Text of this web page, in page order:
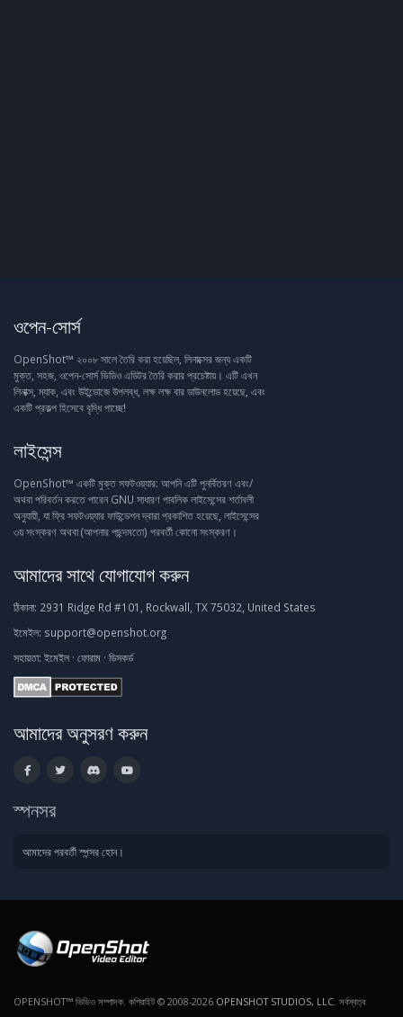
ওপেন-সোর্স
OpenShot™ ২০০৮ সালে তৈরি করা হয়েছিল, লিনাক্সের জন্য একটি
মুক্ত, সহজ, ওপেন-সোর্স ভিডিও এডিটর তৈরি করার প্রচেষ্টায়। এটি এখন
লিনাক্স, ম্যাক, এবং উইন্ডোজে উপলব্ধ, লক্ষ লক্ষ বার ডাউনলোড হয়েছে, এবং
একটি প্রকল্প হিসেবে বৃদ্ধি পাচ্ছে!
লাইসেন্স
OpenShot™ একটি মুক্ত সফটওয়্যার: আপনি এটি পুনর্বিতরণ এবং/
অথবা পরিবর্তন করতে পারেন GNU সাধারণ পাবলিক লাইসেন্সের শর্তাবলী
অনুযায়ী, যা ফ্রি সফটওয়্যার ফাউন্ডেশন দ্বারা প্রকাশিত হয়েছে, লাইসেন্সের
৩য় সংস্করণ অথবা (আপনার পছন্দমতো) পরবর্তী কোনো সংস্করণ।
আমাদের সাথে যোগাযোগ করুন
ঠিকানা: 2931 Ridge Rd #101, Rockwall, TX 75032, United States
ইমেইল: support@openshot.org
সহায়তা: ইমেইল · ফোরাম · ডিসকর্ড
আমাদের অনুসরণ করুন
স্পনসর
আমাদের পরবর্তী স্পন্সর হোন।
OPENSHOT™ ভিডিও সম্পাদক. কপিরাইট © 2008-2026 OPENSHOT STUDIOS, LLC . সর্বস্বত্ব